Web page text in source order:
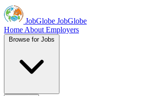
JobGlobe JobGlobe
Home About Employers
Browse for Jobs